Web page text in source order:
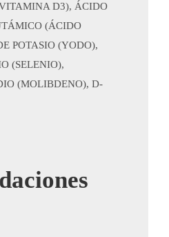
D3), ÁCIDO
(ÁCIDO
POTASIO (YODO),
(SELENIO),
(MOLIBDENO), D-